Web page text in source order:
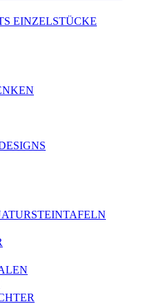
EINZELSTÜCKE